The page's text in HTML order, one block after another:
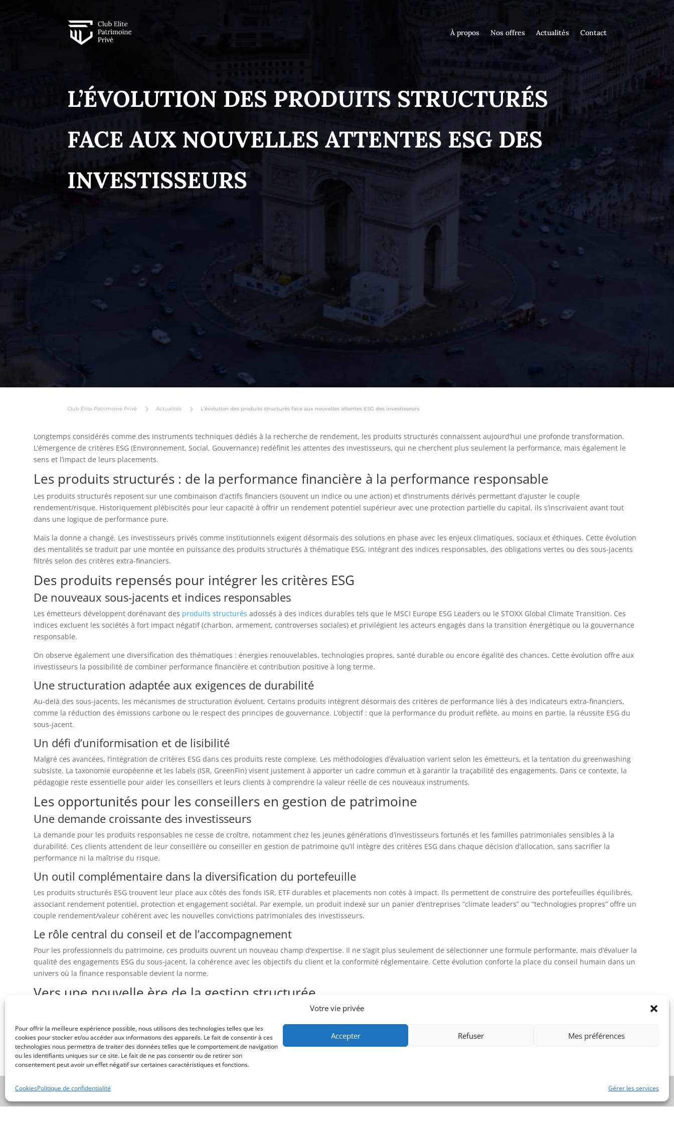
Votre vie privée
Pour offrir la meilleure expérience possible, nous utilisons des technologies telles que les
cookies pour stocker et/ou accéder aux informations des appareils. Le fait de consentir à ces
technologies nous permettra de traiter des données telles que le comportement de navigation
ou les identifiants uniques sur ce site. Le fait de ne pas consentir ou de retirer son
consentement peut avoir un effet négatif sur certaines caractéristiques et fonctions.
Gérer les services
Accepter Refuser Mes préférences
CookiesPolitique de confidentialité
À propos Nos offres Actualités Contact
L’ÉVOLUTION DES PRODUITS STRUCTURÉS
FACE AUX NOUVELLES ATTENTES ESG DES
INVESTISSEURS
Club Élite Patrimoine Privé 5 Actualités 5 L’évolution des produits structurés face aux nouvelles attentes ESG des investisseurs
Longtemps considérés comme des instruments techniques dédiés à la recherche de rendement, les produits structurés connaissent aujourd’hui une profonde transformation.
L’émergence de critères ESG (Environnement, Social, Gouvernance) redéfinit les attentes des investisseurs, qui ne cherchent plus seulement la performance, mais également le
sens et l’impact de leurs placements.
Les produits structurés : de la performance financière à la performance responsable
Les produits structurés reposent sur une combinaison d’actifs financiers (souvent un indice ou une action) et d’instruments dérivés permettant d’ajuster le couple
rendement/risque. Historiquement plébiscités pour leur capacité à offrir un rendement potentiel supérieur avec une protection partielle du capital, ils s’inscrivaient avant tout
dans une logique de performance pure.
Mais la donne a changé. Les investisseurs privés comme institutionnels exigent désormais des solutions en phase avec les enjeux climatiques, sociaux et éthiques. Cette évolution
des mentalités se traduit par une montée en puissance des produits structurés à thématique ESG, intégrant des indices responsables, des obligations vertes ou des sous-jacents
filtrés selon des critères extra-financiers.
Des produits repensés pour intégrer les critères ESG
De nouveaux sous-jacents et indices responsables
Les émetteurs développent dorénavant des produits structurés adossés à des indices durables tels que le MSCI Europe ESG Leaders ou le STOXX Global Climate Transition. Ces
indices excluent les sociétés à fort impact négatif (charbon, armement, controverses sociales) et privilégient les acteurs engagés dans la transition énergétique ou la gouvernance
responsable.
On observe également une diversification des thématiques : énergies renouvelables, technologies propres, santé durable ou encore égalité des chances. Cette évolution offre aux
investisseurs la possibilité de combiner performance financière et contribution positive à long terme.
Une structuration adaptée aux exigences de durabilité
Au-delà des sous-jacents, les mécanismes de structuration évoluent. Certains produits intègrent désormais des critères de performance liés à des indicateurs extra-financiers,
comme la réduction des émissions carbone ou le respect des principes de gouvernance. L’objectif : que la performance du produit reflète, au moins en partie, la réussite ESG du
sous-jacent.
Un défi d’uniformisation et de lisibilité
Malgré ces avancées, l’intégration de critères ESG dans ces produits reste complexe. Les méthodologies d’évaluation varient selon les émetteurs, et la tentation du greenwashing
subsiste. La taxonomie européenne et les labels (ISR, GreenFin) visent justement à apporter un cadre commun et à garantir la traçabilité des engagements. Dans ce contexte, la
pédagogie reste essentielle pour aider les conseillers et leurs clients à comprendre la valeur réelle de ces nouveaux instruments.
Les opportunités pour les conseillers en gestion de patrimoine
Une demande croissante des investisseurs
La demande pour les produits responsables ne cesse de croître, notamment chez les jeunes générations d’investisseurs fortunés et les familles patrimoniales sensibles à la
durabilité. Ces clients attendent de leur conseillère ou conseiller en gestion de patrimoine qu’il intègre des critères ESG dans chaque décision d’allocation, sans sacrifier la
performance ni la maîtrise du risque.
Un outil complémentaire dans la diversification du portefeuille
Les produits structurés ESG trouvent leur place aux côtés des fonds ISR, ETF durables et placements non cotés à impact. Ils permettent de construire des portefeuilles équilibrés,
associant rendement potentiel, protection et engagement sociétal. Par exemple, un produit indexé sur un panier d’entreprises “climate leaders” ou “technologies propres” offre un
couple rendement/valeur cohérent avec les nouvelles convictions patrimoniales des investisseurs.
Le rôle central du conseil et de l’accompagnement
Pour les professionnels du patrimoine, ces produits ouvrent un nouveau champ d’expertise. Il ne s’agit plus seulement de sélectionner une formule performante, mais d’évaluer la
qualité des engagements ESG du sous-jacent, la cohérence avec les objectifs du client et la conformité réglementaire. Cette évolution conforte la place du conseil humain dans un
univers où la finance responsable devient la norme.
Vers une nouvelle ère de la gestion structurée
L’évolution de ces produits financiers traduit une tendance de fond : la convergence entre sophistication financière et engagement durable. Les innovations portées par les
Afin d’être au fait de l’évolution de ces produits financiers, n’hésitez pas à
prendre contact avec l’un de nos conseillers
Pour les acteurs du patrimoine, l’enjeu est clair : intégrer ces solutions dans leur approche stratégique dans le but d’accompagner leurs clients vers une performance qui ne soit
plus seulement financière, mais également responsable. Les produits structurés ESG ne sont pas une mode, ils sont le reflet d’une finance moderne, lucide et engagée.